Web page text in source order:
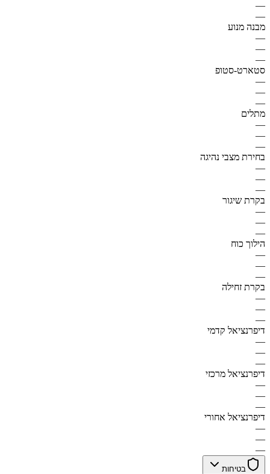
—
—
מבנה מנוע
—
—
—
סטארט-סטופ
—
—
—
מתלים
—
—
—
בחירת מצבי נהיגה
—
—
—
בקרת שיגור
—
—
—
הילוך כוח
—
—
—
בקרת זחילה
—
—
—
דיפרנציאל קדמי
—
—
—
דיפרנציאל מרכזי
—
—
—
דיפרנציאל אחורי
—
—
—
בטיחות